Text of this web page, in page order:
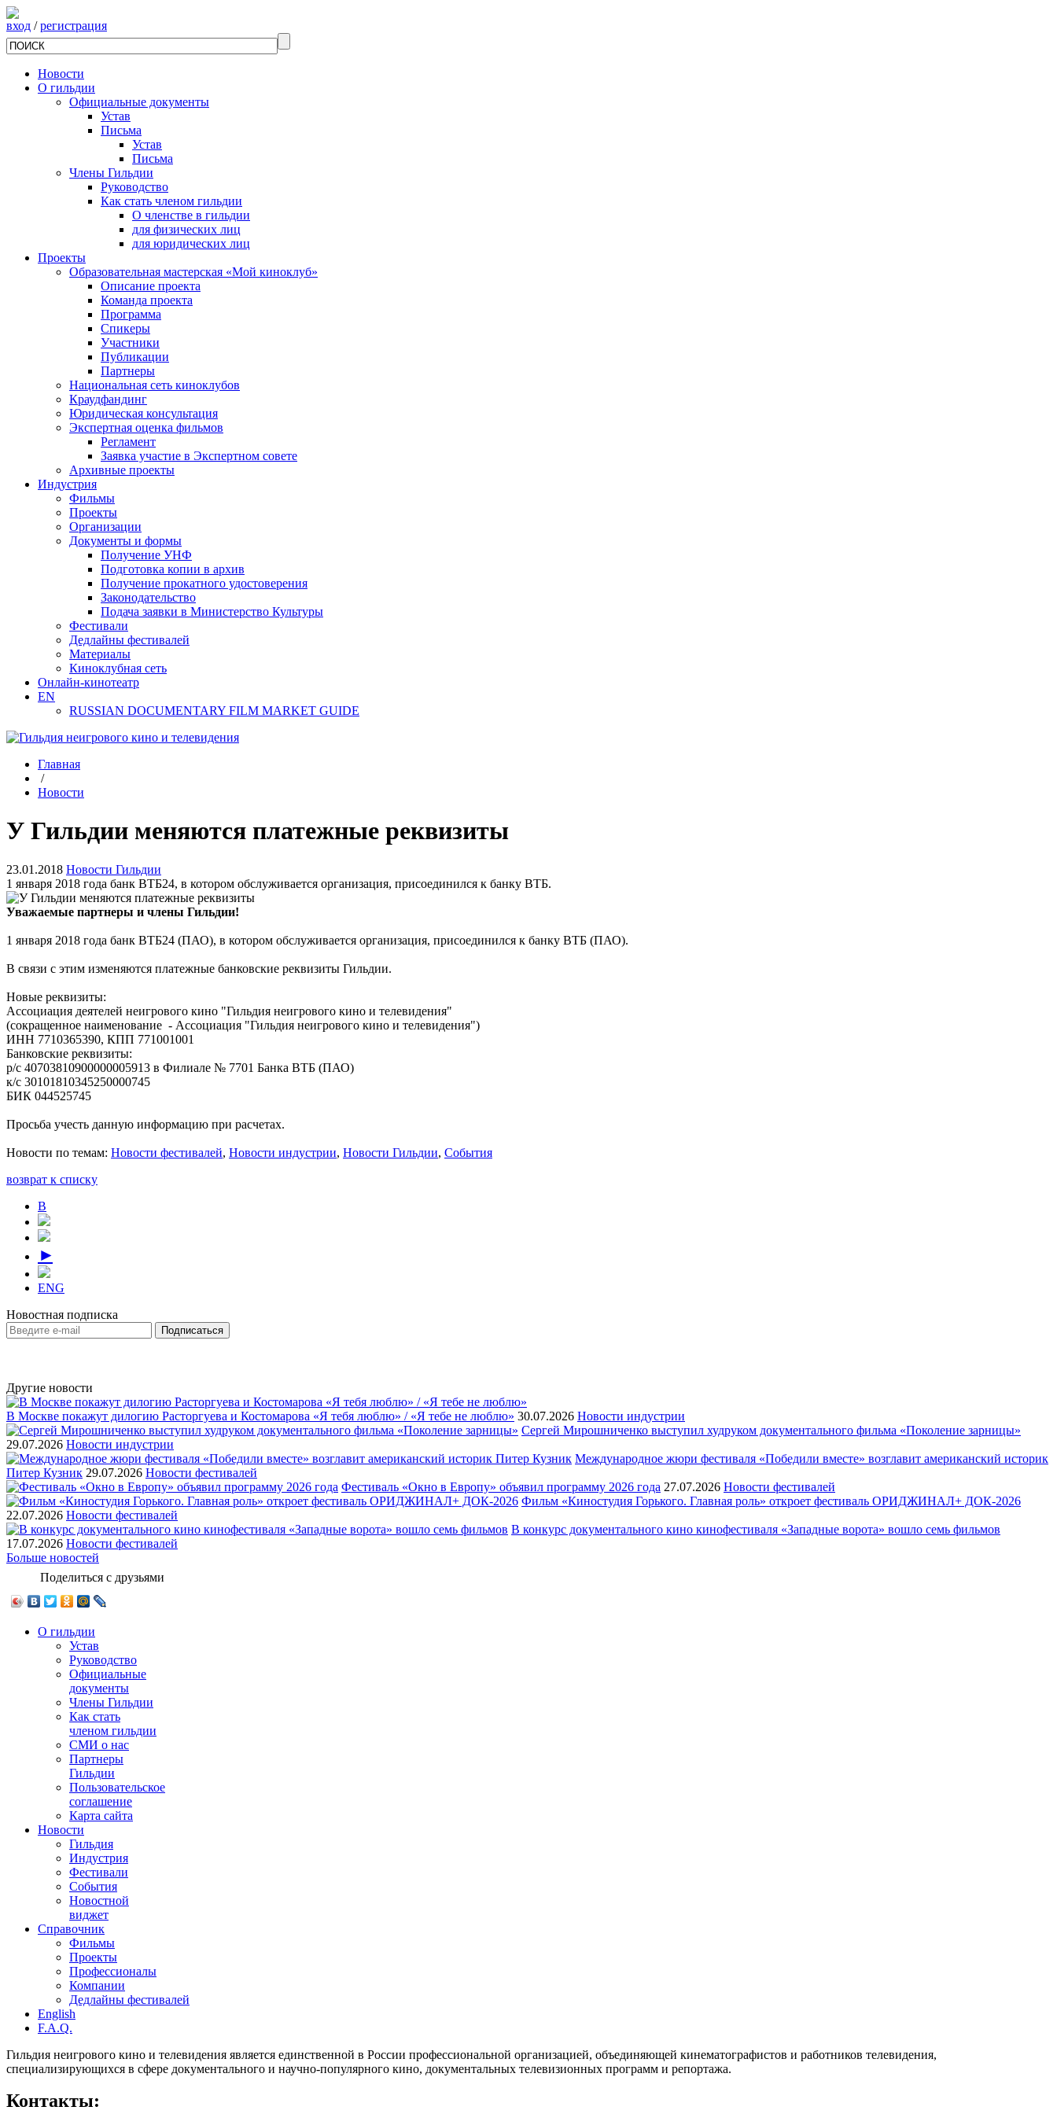
вход /регистрация
Новости
О гильдии
Официальные документы
Устав
Письма
Устав
Письма
Члены Гильдии
Руководство
Как стать членом гильдии
О членстве в гильдии
для физических лиц
для юридических лиц
Проекты
Образовательная мастерская «Мой киноклуб»
Описание проекта
Команда проекта
Программа
Спикеры
Участники
Публикации
Партнеры
Национальная сеть киноклубов
Краудфандинг
Юридическая консультация
Экспертная оценка фильмов
Регламент
Заявка участие в Экспертном совете
Архивные проекты
Индустрия
Фильмы
Проекты
Организации
Документы и формы
Получение УНФ
Подготовка копии в архив
Получение прокатного удостоверения
Законодательство
Подача заявки в Министерство Культуры
Фестивали
Дедлайны фестивалей
Материалы
Киноклубная сеть
Онлайн-кинотеатр
EN
RUSSIAN DOCUMENTARY FILM MARKET GUIDE
Главная
/
Новости
У Гильдии меняются платежные реквизиты
23.01.2018 Новости Гильдии
1 января 2018 года банк ВТБ24, в котором обслуживается организация, присоединился к банку ВТБ.
Уважаемые партнеры и члены Гильдии!
1 января 2018 года банк ВТБ24 (ПАО), в котором обслуживается организация, присоединился к банку ВТБ (ПАО).
В связи с этим изменяются платежные банковские реквизиты Гильдии.
Новые реквизиты:
Ассоциация деятелей неигрового кино "Гильдия неигрового кино и телевидения"
(сокращенное наименование - Ассоциация "Гильдия неигрового кино и телевидения")
ИНН 7710365390, КПП 771001001
Банковские реквизиты:
р/с 40703810900000005913 в Филиале № 7701 Банка ВТБ (ПАО)
к/с 30101810345250000745
БИК 044525745
Просьба учесть данную информацию при расчетах.
Новости по темам: Новости фестивалей, Новости индустрии, Новости Гильдии, События
возврат к списку
В
►
ENG
Новостная подписка
Другие новости
В Москве покажут дилогию Расторгуева и Костомарова «Я тебя люблю» / «Я тебе не люблю» 30.07.2026 Новости индустрии
Сергей Мирошниченко выступил худруком документального фильма «Поколение зарницы»
29.07.2026 Новости индустрии
Международное жюри фестиваля «Победили вместе» возглавит американский историк
Питер Кузник 29.07.2026 Новости фестивалей
Фестиваль «Окно в Европу» объявил программу 2026 года 27.07.2026 Новости фестивалей
Фильм «Киностудия Горького. Главная роль» откроет фестиваль ОРИДЖИНАЛ+ ДОК-2026
22.07.2026 Новости фестивалей
В конкурс документального кино кинофестиваля «Западные ворота» вошло семь фильмов
17.07.2026 Новости фестивалей
Больше новостей
Поделиться с друзьями
О гильдии
Устав
Руководство
Официальные
документы
Члены Гильдии
Как стать
членом гильдии
СМИ о нас
Партнеры
Гильдии
Пользовательское
соглашение
Карта сайта
Новости
Гильдия
Индустрия
Фестивали
События
Новостной
виджет
Справочник
Фильмы
Проекты
Профессионалы
Компании
Дедлайны фестивалей
English
F.A.Q.
Гильдия неигрового кино и телевидения является единственной в России профессиональной организацией, объединяющей кинематографистов и работников телевидения,
специализирующихся в сфере документального и научно-популярного кино, документальных телевизионных программ и репортажа.
Контакты: